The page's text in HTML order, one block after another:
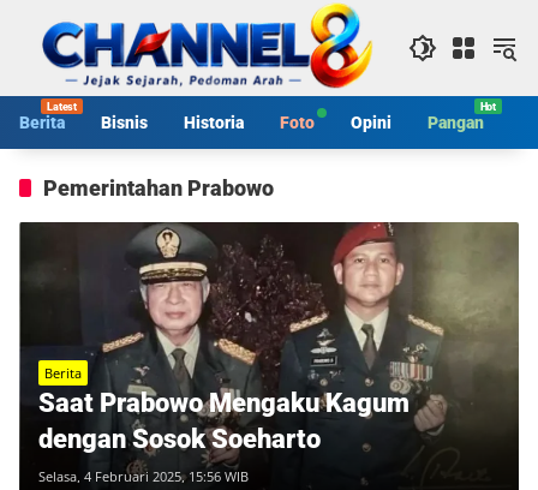
konten
Berita Bisnis Historia Foto Opini Pangan
Pemerintahan Prabowo
Berita
Saat Prabowo Mengaku Kagum
dengan Sosok Soeharto
Selasa, 4 Februari 2025, 15:56 WIB